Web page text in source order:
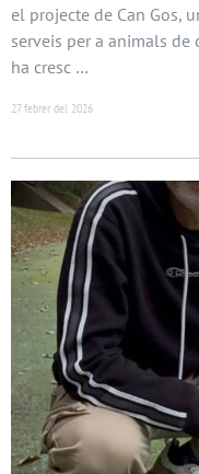
el projecte de Can Gos,
serveis per a animals de
ha cresc …
27 febrer del 2026